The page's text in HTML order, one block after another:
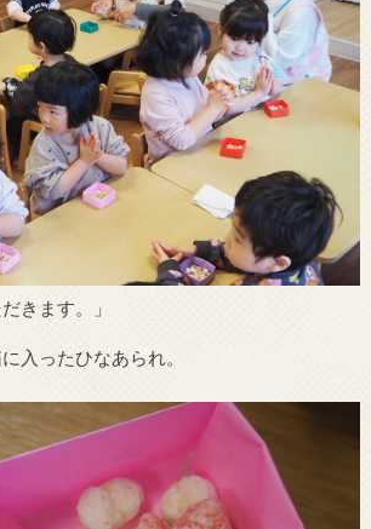
きます。」
入ったひなあられ。